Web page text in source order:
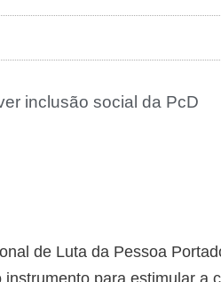
inclusão social da PcD
de Luta da Pessoa
instrumento para estimular a